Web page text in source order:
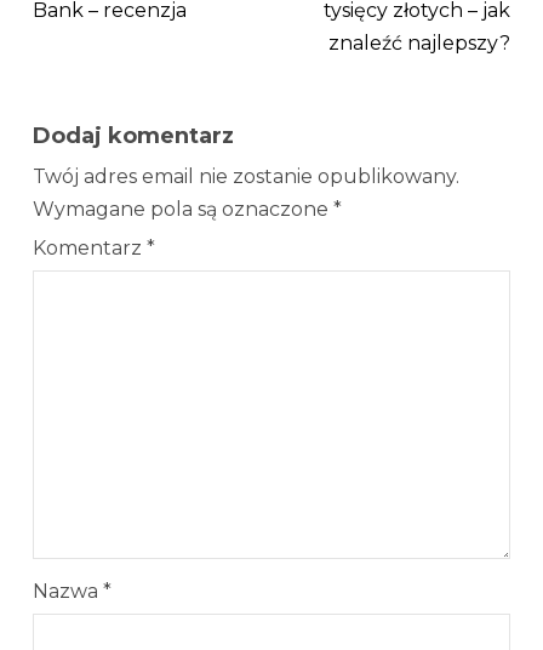
Bank – recenzja
tysięcy złotych – jak
znaleźć najlepszy?
Dodaj komentarz
Twój adres email nie zostanie opublikowany.
Wymagane pola są oznaczone *
Komentarz *
Nazwa *